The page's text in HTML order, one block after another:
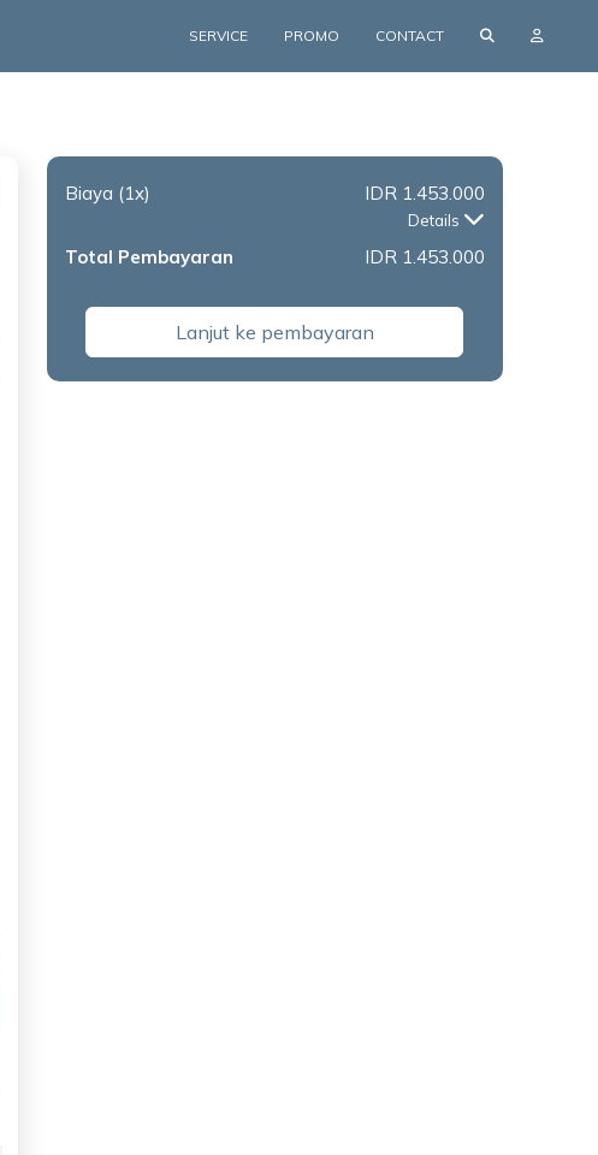
SERVICE PROMO CONTACT
Biaya (1x) IDR 1.453.000
Details
Total Pembayaran IDR 1.453.000
Lanjut ke pembayaran